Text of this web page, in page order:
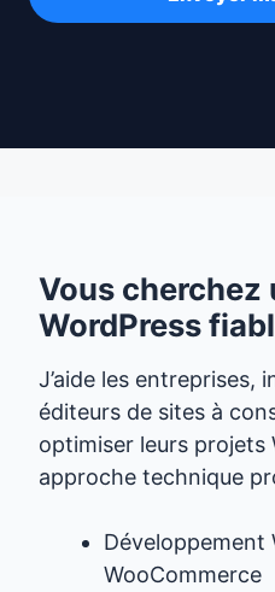
Vous cherchez
WordPress
J’aide les entreprises,
éditeurs de sites à
optimiser leurs projets
approche technique
Développement
WooCommerce